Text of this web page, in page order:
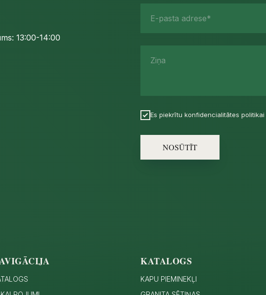
13:00-14:00
E-pasta adrese*
Ziņa
Es piekrītu konfidencialitātes politikai
NOSŪTĪT
KATALOGS
KAPU PIEMINEKĻI